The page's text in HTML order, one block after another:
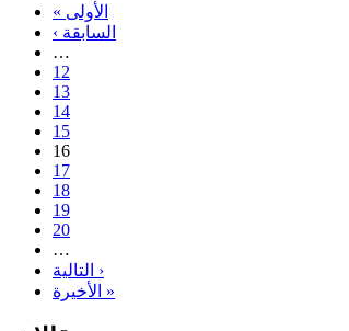
« الأولى
‹ السابقة
…
12
13
14
15
16
17
18
19
20
…
التالية ›
الأخيرة »